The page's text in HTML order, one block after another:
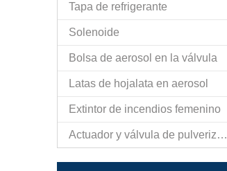
Tapa de refrigerante
Solenoide
Bolsa de aerosol en la válvula
Latas de hojalata en aerosol
Extintor de incendios femenino
Actuador y válvula de pulverización de papel de autodefensa